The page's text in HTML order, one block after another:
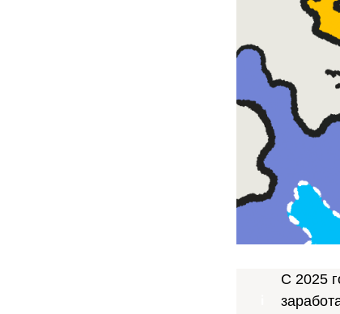
С 2025